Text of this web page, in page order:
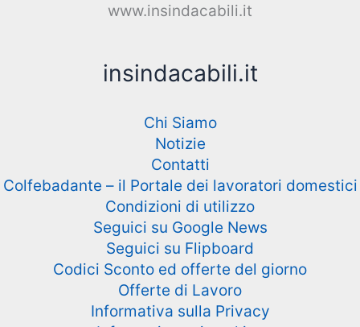
www.insindacabili.it
insindacabili.it
Chi Siamo
Notizie
Contatti
Colfebadante – il Portale dei lavoratori domestici
Condizioni di utilizzo
Seguici su Google News
Seguici su Flipboard
Codici Sconto ed offerte del giorno
Offerte di Lavoro
Informativa sulla Privacy